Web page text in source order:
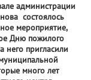
администрации
состоялось
мероприятие,
Дню пожилого
него пригласили
много лет